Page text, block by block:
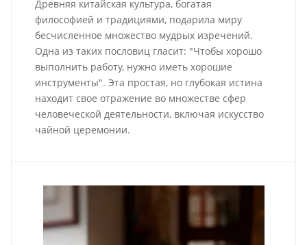
Древняя китайская культура, богатая
философией и традициями, подарила миру
бесчисленное множество мудрых изречений.
Одна из таких пословиц гласит: "Чтобы хорошо
выполнить работу, нужно иметь хорошие
инструменты". Эта простая, но глубокая истина
находит свое отражение во множестве сфер
человеческой деятельности, включая искусство
чайной церемонии.